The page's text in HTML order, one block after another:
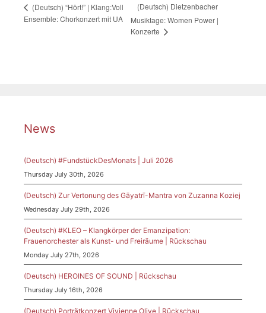
(Deutsch) “Hört!” | Klang:Voll
Ensemble: Chorkonzert mit UA
(Deutsch) Dietzenbacher
Musiktage: Women Power |
Konzerte
News
(Deutsch) #FundstückDesMonats | Juli 2026
Thursday July 30th, 2026
(Deutsch) Zur Vertonung des Gāyatrī-Mantra von Zuzanna Koziej
Wednesday July 29th, 2026
(Deutsch) #KLEO – Klangkörper der Emanzipation:
Frauenorchester als Kunst- und Freiräume | Rückschau
Monday July 27th, 2026
(Deutsch) HEROINES OF SOUND | Rückschau
Thursday July 16th, 2026
(Deutsch) Porträtkonzert Vivienne Olive | Rückschau